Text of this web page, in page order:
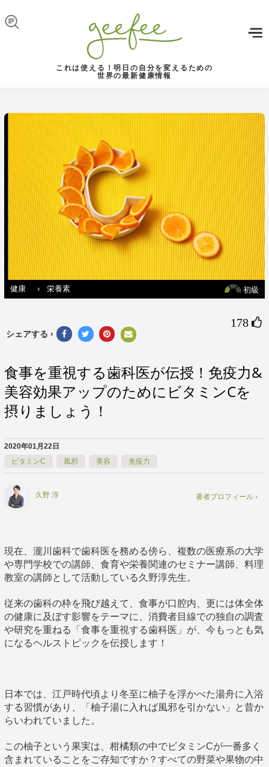
これは使える！明日の自分を変えるための
世界の最新健康情報
初級
健康 › 栄養素
178 
シェアする ›
食事を重視する歯科医が伝授！免疫力&
美容効果アップのためにビタミンCを
摂りましょう！
2020年01月22日
ビタミンC
風邪 美容 免疫力
久野 淳 著者プロフィール ›
現在、瀧川歯科で歯科医を務める傍ら、複数の医療系の大学
や専門学校での講師、食育や栄養関連のセミナー講師、料理
教室の講師として活動している久野淳先生。
従来の歯科の枠を飛び越えて、食事が口腔内、更には体全体
の健康に及ぼす影響をテーマに、消費者目線での独自の調査
や研究を重ねる「食事を重視する歯科医」が、今もっとも気
になるヘルストピックを伝授します！
日本では、江戸時代頃より冬至に柚子を浮かべた湯舟に入浴
する習慣があり、「柚子湯に入れば風邪を引かない」と昔か
らいわれていました。
この柚子という果実は、柑橘類の中でビタミンCが一番多く
含まれていることをご存知ですか？すべての野菜や果物の中